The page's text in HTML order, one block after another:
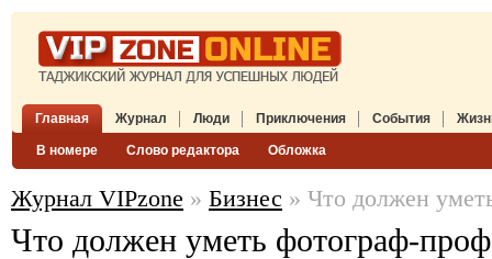
Главная Журнал
В номере Слово редактора Обложка
Люди Приключения События
Журнал VIPzone » Бизнес » Что должен
Что должен уметь фотограф-